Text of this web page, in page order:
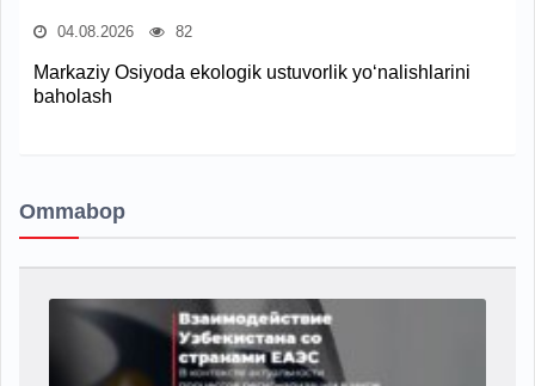
04.08.2026 82
Markaziy Osiyoda ekologik ustuvorlik yo‘nalishlarini
baholash
Ommabop